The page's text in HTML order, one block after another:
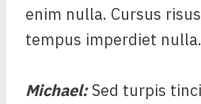
enim nulla. Cursus
tempus imperdiet nulla.
Michael:Sed turpis